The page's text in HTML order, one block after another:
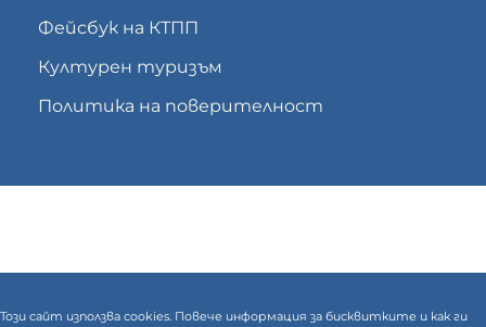
Фейсбук на КТПП
Културен туризъм
Политика на поверителност
Този сайт използва cookies. Повече информация за бисквитките и как ги